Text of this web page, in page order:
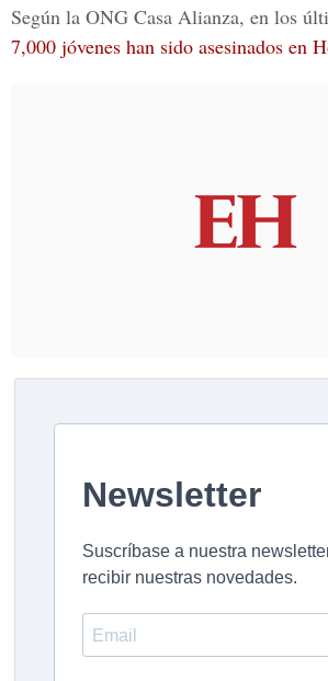
Según la ONG Casa Alianza, en los
7,000 jóvenes han sido asesinados en